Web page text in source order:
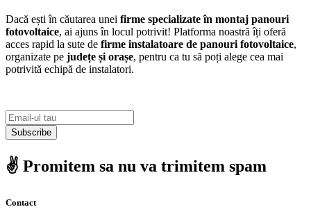
Dacă ești în căutarea unei firme specializate în montaj panouri
fotovoltaice, ai ajuns în locul potrivit! Platforma noastră îți oferă
acces rapid la sute de firme instalatoare de panouri fotovoltaice,
organizate pe județe și orașe, pentru ca tu să poți alege cea mai
potrivită echipă de instalatori.
Subscribe
✌️ Promitem sa nu va trimitem spam
Contact